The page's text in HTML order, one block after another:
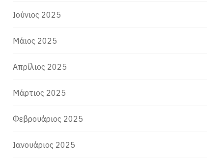
Ιούνιος 2025
Μάιος 2025
Απρίλιος 2025
Μάρτιος 2025
Φεβρουάριος 2025
Ιανουάριος 2025